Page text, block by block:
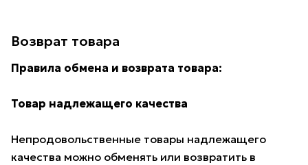
Возврат товара
Правила обмена и возврата товара:
Товар надлежащего качества
Непродовольственные товары надлежащего
качества можно обменять или возвратить в